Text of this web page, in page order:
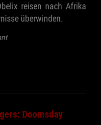
reisen nach Afrika
überwinden.
Doomsday